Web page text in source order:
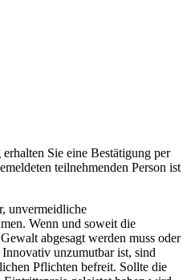
Sie eine Bestätigung per
teilnehmenden Person ist
unvermeidliche
Wenn und soweit die
abgesagt werden muss oder
unzumutbar ist, sind
Pflichten befreit. Sollte die